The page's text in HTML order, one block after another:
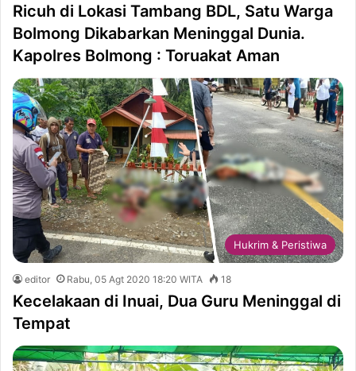
Ricuh di Lokasi Tambang BDL, Satu Warga
Bolmong Dikabarkan Meninggal Dunia.
Kapolres Bolmong : Toruakat Aman
Hukrim & Peristiwa
editor Rabu, 05 Agt 2020 18:20 WITA 18
Kecelakaan di Inuai, Dua Guru Meninggal di
Tempat